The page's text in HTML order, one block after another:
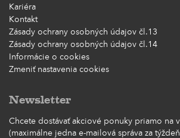
Kariéra
Kontakt
Zásady ochrany osobných údajov čl.13
Zásady ochrany osobných údajov čl.14
Informácie o cookies
Zmeniť nastavenia cookies
Newsletter
Chcete dostávať akciové ponuky priamo na
(maximálne jedna e-mailová správa za